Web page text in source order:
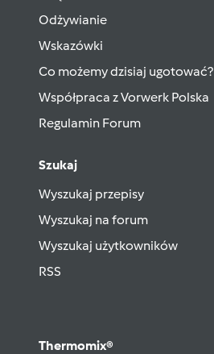
Odżywianie
Wskazówki
Co możemy dzisiaj ugotować?
Współpraca z Vorwerk Polska
Regulamin Forum
Szukaj
Wyszukaj przepisy
Wyszukaj na forum
Wyszukaj użytkowników
RSS
Thermomix®